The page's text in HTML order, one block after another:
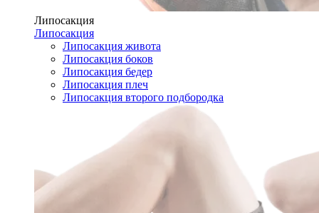
Липосакция
Липосакция
Липосакция живота
Липосакция боков
Липосакция бедер
Липосакция плеч
Липосакция второго подбородка